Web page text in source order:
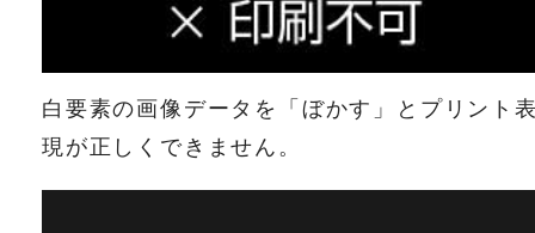
白要素の画像データを「ぼかす」とプリント
現が正しくできません。